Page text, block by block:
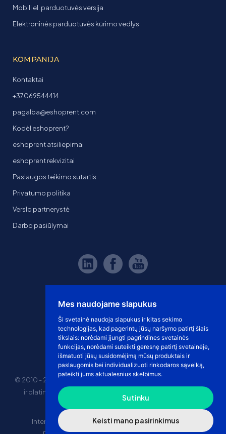
Mes naudojame slapukus
Ši svetainė naudoja slapukus ir kitas sekimo
technologijas, kad pagerintų jūsų naršymo patirtį šiais
tikslais: norėdami įjungti pagrindines svetainės
funkcijas, norėdami suteikti geresnę patirtį svetainėje,
išmatuoti jūsų susidomėjimą mūsų produktais ir
paslaugomis bei individualizuoti rinkodaros sąveiką,
pateikti jums aktualesnius skelbimus.
Sutinku
Keisti mano pasirinkimus
Mobili el. parduotuvės versija
Elektroninės parduotuvės kūrimo vedlys
KOMPANIJA
Kontaktai
+37069544414
pagalba@eshoprent.com
Kodėl eshoprent?
eshoprent atsiliepimai
eshoprent rekvizitai
Paslaugos teikimo sutartis
Privatumo politika
Verslo partnerystė
Darbo pasiūlymai
© 2010 - 2026 eshoprent prekinis ženklas saugomas. Kopijuoti
ir platinti svetainės turinį be sutikimo griežtai draudžiama.
Internetinė prekyba
El. parduotuvės nuomos kaina